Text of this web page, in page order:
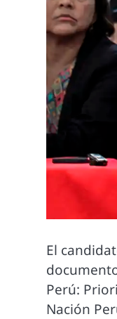
El
Perú:
Nación